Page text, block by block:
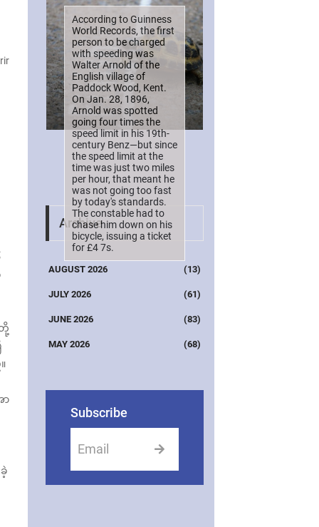
ာ
According to Guinness
World Records, the first
person to be charged
with speeding was
Walter Arnold of the
English village of
Paddock Wood, Kent.
On Jan. 28, 1896,
Arnold was spotted
going four times the
speed limit in his 19th-
century Benz—but since
the speed limit at the
time was just two miles
per hour, that meant he
was not going too fast
by today's standards.
The constable had to
chase him down on his
bicycle, issuing a ticket
for £4 7s.
Archive
AUGUST 2026 (13)
JULY 2026 (61)
JUNE 2026 (83)
MAY 2026 (68)
Subscribe